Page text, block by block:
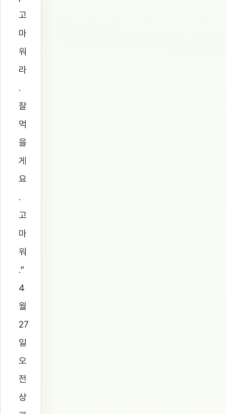
고
마
워
라
.
잘
먹
을
게
요
.
고
마
워
.”
4
월
27
일
오
전
상